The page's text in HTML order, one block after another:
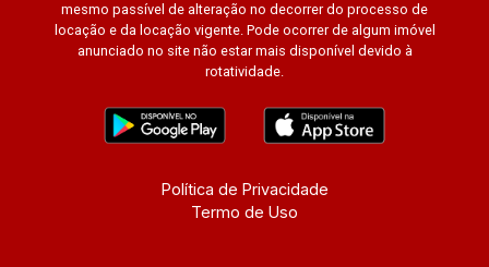
mesmo passível de alteração no decorrer do processo de
locação e da locação vigente. Pode ocorrer de algum imóvel
anunciado no site não estar mais disponível devido à
rotatividade.
Política de Privacidade
Termo de Uso